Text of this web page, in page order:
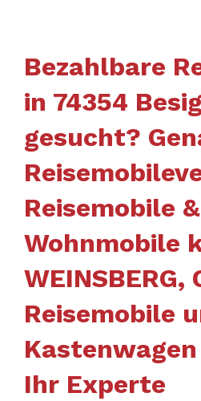
Bezahlbare
in 74354
gesucht?
Reisemobile &
Wohnmobile
WEINSBERG,
Reisemobile
Ihr Experte